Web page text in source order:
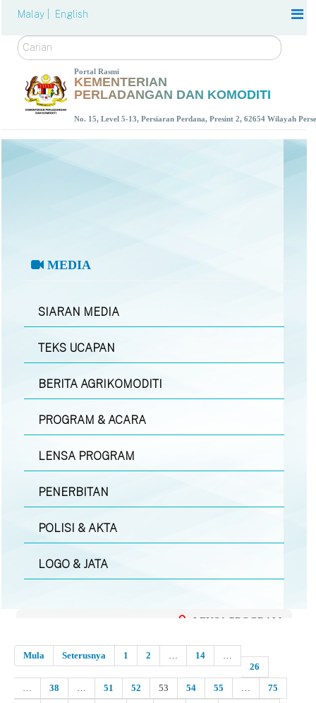
Malay | English
Carian
Portal Rasmi
KEMENTERIAN
PERLADANGAN DAN KOMODITI
No. 15, Level 5-13, Persiaran Perdana, Presint 2, 62654 Wilayah
MEDIA
SIARAN MEDIA
TEKS UCAPAN
BERITA AGRIKOMODITI
PROGRAM & ACARA
LENSA PROGRAM
PENERBITAN
POLISI & AKTA
LOGO & JATA
LENSA PROGRAM
Mula Seterusnya 1 2 … 14
…
26
…
38 … 51 52 53 54 55 …
75